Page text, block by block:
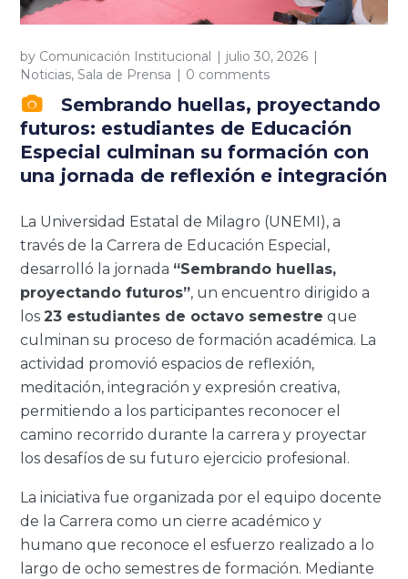
by Comunicación Institucional
julio 30, 2026
Noticias, Sala de Prensa 0 comments
Sembrando huellas, proyectando
futuros: estudiantes de Educación
Especial culminan su formación con
una jornada de reflexión e integración
La Universidad Estatal de Milagro (UNEMI), a
través de la Carrera de Educación Especial,
desarrolló la jornada “Sembrando huellas,
proyectando futuros”, un encuentro dirigido a
los23 estudiantes de octavo semestre que
culminan su proceso de formación académica. La
actividad promovió espacios de reflexión,
meditación, integración y expresión creativa,
permitiendo a los participantes reconocer el
camino recorrido durante la carrera y proyectar
los desafíos de su futuro ejercicio profesional.
La iniciativa fue organizada por el equipo docente
de la Carrera como un cierre académico y
humano que reconoce el esfuerzo realizado a lo
largo de ocho semestres de formación. Mediante